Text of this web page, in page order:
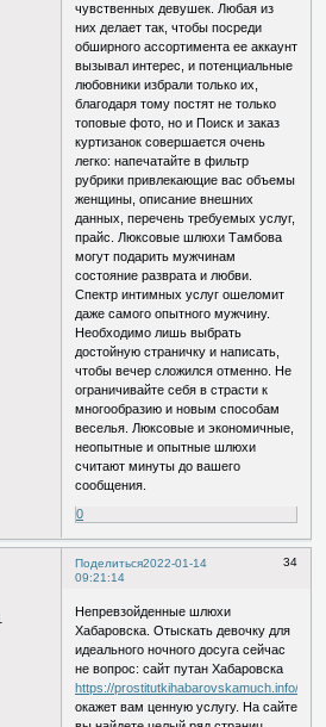
чувственных девушек. Любая из
них делает так, чтобы посреди
обширного ассортимента ее аккаунт
вызывал интерес, и потенциальные
любовники избрали только их,
благодаря тому постят не только
топовые фото, но и Поиск и заказ
куртизанок совершается очень
легко: напечатайте в фильтр
рубрики привлекающие вас объемы
женщины, описание внешних
данных, перечень требуемых услуг,
прайс. Люксовые шлюхи Тамбова
могут подарить мужчинам
состояние разврата и любви.
Спектр интимных услуг ошеломит
даже самого опытного мужчину.
Необходимо лишь выбрать
достойную страничку и написать,
чтобы вечер сложился отменно. Не
ограничивайте себя в страсти к
многообразию и новым способам
веселья. Люксовые и экономичные,
неопытные и опытные шлюхи
считают минуты до вашего
сообщения.
0
Поделиться 34
2022-01-14
09:21:14
Непревзойденные шлюхи
Хабаровска. Отыскать девочку для
идеального ночного досуга сейчас
не вопрос: сайт путан Хабаровска
https://prostitutkihabarovskamuch.info/
окажет вам ценную услугу. На сайте